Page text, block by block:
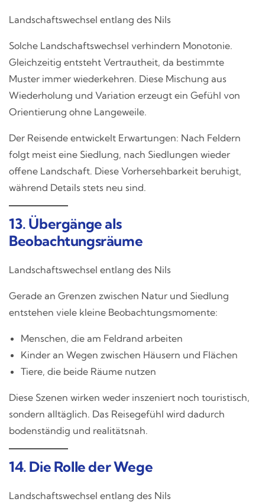
Landschaftswechsel entlang des Nils
Solche Landschaftswechsel verhindern Monotonie.
Gleichzeitig entsteht Vertrautheit, da bestimmte
Muster immer wiederkehren. Diese Mischung aus
Wiederholung und Variation erzeugt ein Gefühl von
Orientierung ohne Langeweile.
Der Reisende entwickelt Erwartungen: Nach Feldern
folgt meist eine Siedlung, nach Siedlungen wieder
offene Landschaft. Diese Vorhersehbarkeit beruhigt,
während Details stets neu sind.
13. Übergänge als
Beobachtungsräume
Landschaftswechsel entlang des Nils
Gerade an Grenzen zwischen Natur und Siedlung
entstehen viele kleine Beobachtungsmomente:
Menschen, die am Feldrand arbeiten
Kinder an Wegen zwischen Häusern und Flächen
Tiere, die beide Räume nutzen
Diese Szenen wirken weder inszeniert noch touristisch,
sondern alltäglich. Das Reisegefühl wird dadurch
bodenständig und realitätsnah.
14. Die Rolle der Wege
Landschaftswechsel entlang des Nils